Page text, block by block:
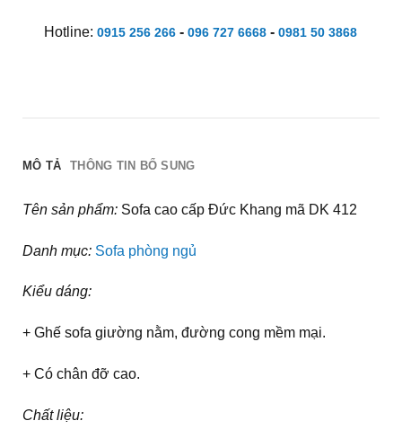
Hotline: 0915 256 266- 096 727 6668- 0981 50 3868
MÔ TẢ THÔNG TIN BỔ SUNG
Tên sản phẩm:Sofa cao cấp Đức Khang mã DK 412
Danh mục: Sofa phòng ngủ
Kiểu dáng:
+ Ghế sofa giường nằm, đường cong mềm mại.
+ Có chân đỡ cao.
Chất liệu: